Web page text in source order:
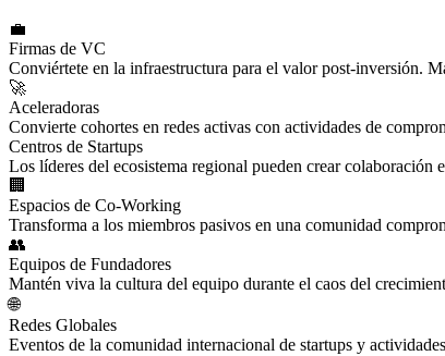
💼
Firmas de VC
Conviértete en la infraestructura para el valor post-inversión.
🚀
Aceleradoras
Convierte cohortes en redes activas con actividades de
Centros de Startups
Los líderes del ecosistema regional pueden crear colaboración
🏢
Espacios de Co-Working
Transforma a los miembros pasivos en una comunidad
👥
Equipos de Fundadores
Mantén viva la cultura del equipo durante el caos del
🌐
Redes Globales
Eventos de la comunidad internacional de startups y